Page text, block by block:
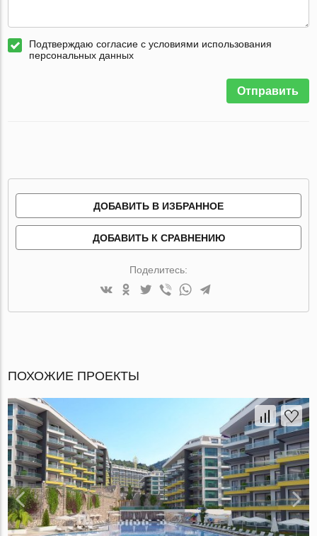
Подтверждаю согласие с условиями использования
персональных данных
Отправить
ДОБАВИТЬ В ИЗБРАННОЕ
ДОБАВИТЬ К СРАВНЕНИЮ
Поделитесь:
ПОХОЖИЕ ПРОЕКТЫ